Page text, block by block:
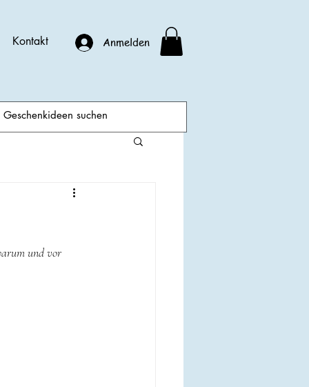
Anmelden
Kontakt
und vor